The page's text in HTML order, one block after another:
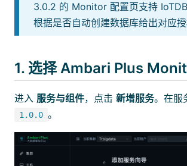
3.0.2 的 Monitor 配置页支持
根据是否自动创建数据库给出对应
1. 选择 Ambari Plus
进入 服务与组件，点击 新增服务。在服
1.0.0 。